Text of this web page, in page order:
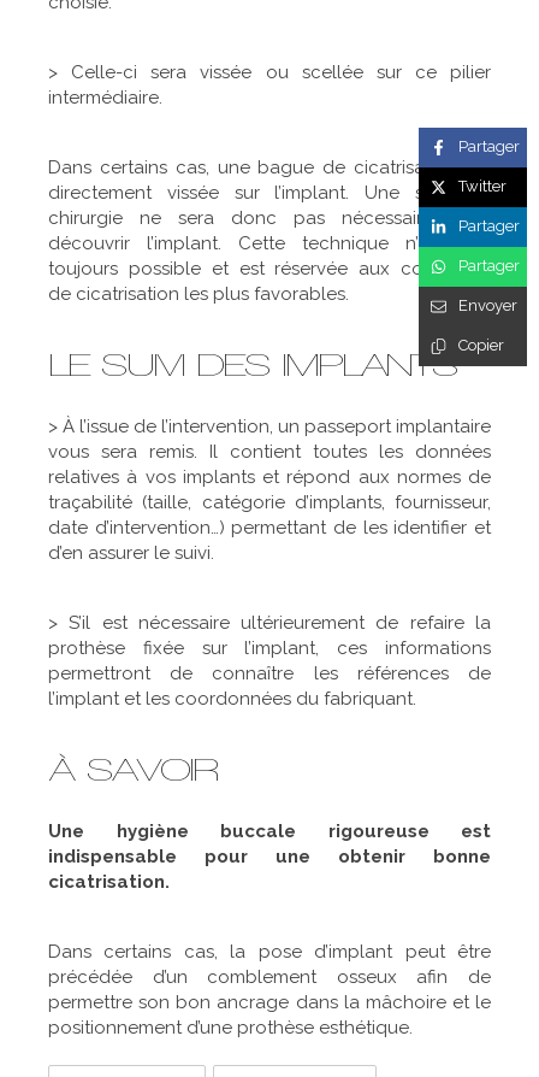
> Celle-ci sera vissée ou scellée sur ce pilier
intermédiaire.
Dans certains cas, une bague de cicatrisation est
directement vissée sur l’implant. Une seconde
chirurgie ne sera donc pas nécessaire pour
découvrir l’implant. Cette technique n’est pas
toujours possible et est réservée aux conditions
de cicatrisation les plus favorables.
LE SUIVI DES IMPLANTS
> À l’issue de l’intervention, un passeport implantaire
vous sera remis. Il contient toutes les données
relatives à vos implants et répond aux normes de
traçabilité (taille, catégorie d’implants, fournisseur,
date d’intervention…) permettant de les identifier et
d’en assurer le suivi.
> S’il est nécessaire ultérieurement de refaire la
prothèse fixée sur l’implant, ces informations
permettront de connaître les références de
l’implant et les coordonnées du fabriquant.
À SAVOIR
Une hygiène buccale rigoureuse est
indispensable pour une obtenir bonne
cicatrisation.
Dans certains cas, la pose d’implant peut être
précédée d’un comblement osseux afin de
permettre son bon ancrage dans la mâchoire et le
positionnement d’une prothèse esthétique.
Partager
Twitter
Partager
Partager
Envoyer
Copier